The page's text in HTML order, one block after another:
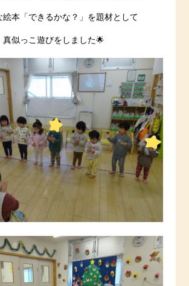
絵本「できるかな？」を題材として
真似っこ遊びをしました🌟